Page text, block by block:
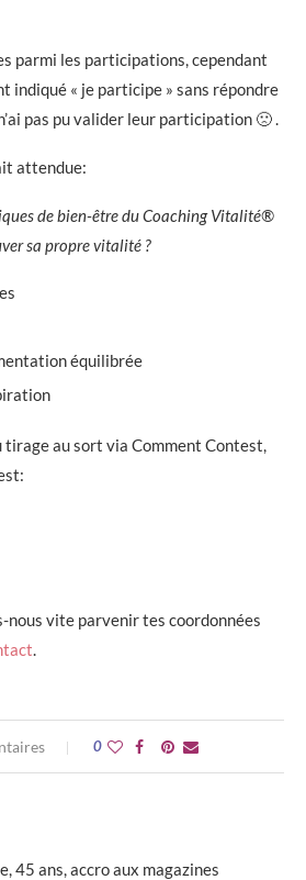
parmi les participations, cependant
indiqué « je participe » sans répondre
pas pu valider leur participation 🙁 .
attendue:
de bien-être du Coaching Vitalité®
sa propre vitalité ?
équilibrée
tirage au sort via Comment Contest,
nous vite parvenir tes coordonnées
.
0
45 ans, accro aux magazines